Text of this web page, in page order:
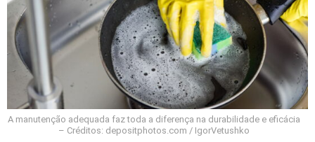
A manutenção adequada faz toda a diferença na durabilidade e eficácia
– Créditos: depositphotos.com / IgorVetushko